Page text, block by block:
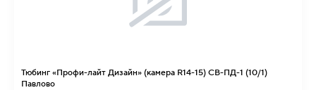
Тюбинг «Профи-лайт Дизайн» (камера R14-15) СВ-ПД-1 (10/1)
Павлово